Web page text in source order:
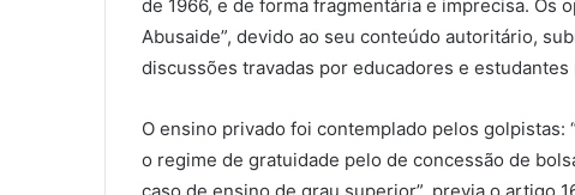
de 1966, e de forma fragmentária e imprecisa. Os
Abusaide”, devido ao seu conteúdo autoritário,
discussões travadas por educadores e estudantes
O ensino privado foi contemplado pelos
o regime de gratuidade pelo de concessão de